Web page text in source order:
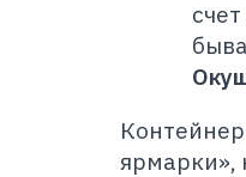
ярмарки»,